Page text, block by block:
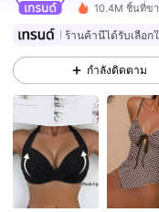
4.90 598K ผู้
4.90 598K ผู้
4.90 598K
10.4M ชิ้นที่ขา
ร้านค้านี้ได้รับเลือก
กำลังติดตาม